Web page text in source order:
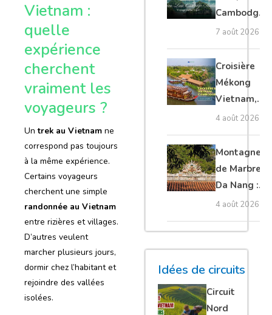
Vietnam :
quelle
expérience
cherchent
vraiment les
voyageurs ?
Untrek au Vietnam ne
correspond pas toujours
à la même expérience.
Certains voyageurs
cherchent une simple
randonnée au Vietnam
entre rizières et villages.
D’autres veulent
marcher plusieurs jours,
dormir chez l’habitant et
rejoindre des vallées
isolées.
Cambodge,
Thaïlande :
voyage
authentique
7 août 2026
Croisière
Mékong
Vietnam,
Cambodge
et Laos :
guide
complet
4 août 2026
Montagnes
de Marbre à
Da Nang :
que voir et
comment
organiser sa
visite ?
4 août 2026
Idées de circuits
Circuit
Nord